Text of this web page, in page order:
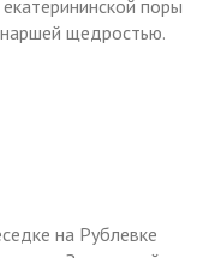
поры
щедростью.
на Рублевке